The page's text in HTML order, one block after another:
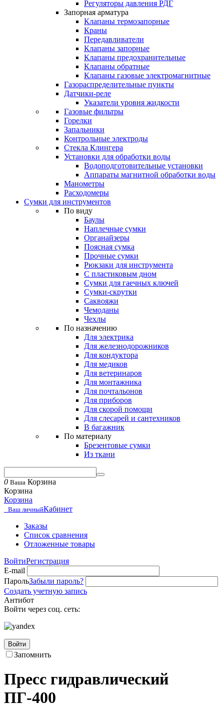
Регуляторы давления РДГ
Запорная арматура
Клапаны термозапорные
Краны
Передавливатели
Клапаны запорные
Клапаны предохранительные
Клапаны обратные
Клапаны газовые электромагнитные
Газораспределительные пункты
Датчики-реле
Указатели уровня жидкости
Газовые фильтры
Горелки
Запальники
Контрольные электроды
Стекла Клингера
Установки для обработки воды
Водоподготовительные установки
Аппараты магнитной обработки воды
Манометры
Расходомеры
Сумки для инструментов
По виду
Баулы
Наплечные сумки
Органайзеры
Поясная сумка
Прочные сумки
Рюкзаки для инструмента
С пластиковым дном
Сумки для гаечных ключей
Сумки-скрутки
Саквояжи
Чемоданы
Чехлы
По назначению
Для электрика
Для железнодорожников
Для кондуктора
Для медиков
Для ветеринаров
Для монтажника
Для почтальонов
Для приборов
Для скорой помощи
Для слесарей и сантехников
В багажник
По материалу
Брезентовые сумки
Из ткани
0 Ваша Корзина
Корзина
Корзина
Ваш личныйКабинет
Заказы
Список сравнения
Отложенные товары
ВойтиРегистрация
E-mail
ПарольЗабыли пароль?
Создать учетную запись
Антибот
Войти через соц. сеть:
Войти
Запомнить
Пресс гидравлический
ПГ-400